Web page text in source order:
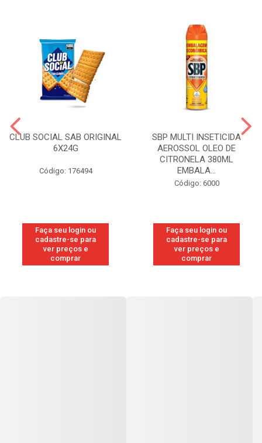
CLUB SOCIAL SAB ORIGINAL
6X24G
Código: 176494
Faça seu login ou
cadastre-se para
ver preços e
comprar
SBP MULTI INSETICIDA
AEROSSOL OLEO DE
CITRONELA 380ML
EMBALA...
Código: 6000
Faça seu login ou
cadastre-se para
ver preços e
comprar